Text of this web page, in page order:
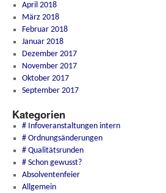
April 2018
März 2018
Februar 2018
Januar 2018
Dezember 2017
November 2017
Oktober 2017
September 2017
Kategorien
# Infoveranstaltungen intern
# Ordnungsänderungen
# Qualitätsrunden
# Schon gewusst?
Absolventenfeier
Allgemein